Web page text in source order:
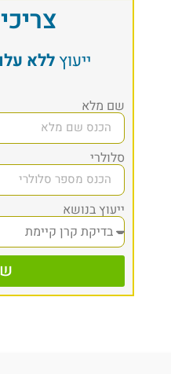
ייעוץללא
שם מלא
סלולרי
ייעוץ בנושא